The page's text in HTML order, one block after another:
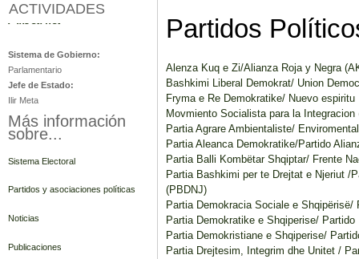
Partidos
Alenza Kuq e Zi/Alianza Roja y Negra
Bashkimi Liberal Demokrat/ Union
Fryma e Re Demokratike/ Nuevo espiritu
Movmiento Socialista para la Integracion
Partia Agrare Ambientaliste/
Partia Aleanca Demokratike/Partido
Partia Balli Kombëtar Shqiptar/ Frente
Partia Bashkimi per te Drejtat e Njeriut /
(PBDNJ)
Partia Demokracia Sociale e
Partia Demokratike e Shqiperise/ Partido
Partia Demokristiane e Shqiperise/
Partia Drejtesim, Integrim dhe Unitet /
ACTIVIDADES
Albania
Sistema de Gobierno:
Parlamentario
Jefe de Estado:
Ilir Meta
Más información
sobre...
Sistema Electoral
Partidos y asociaciones políticas
Noticias
Publicaciones